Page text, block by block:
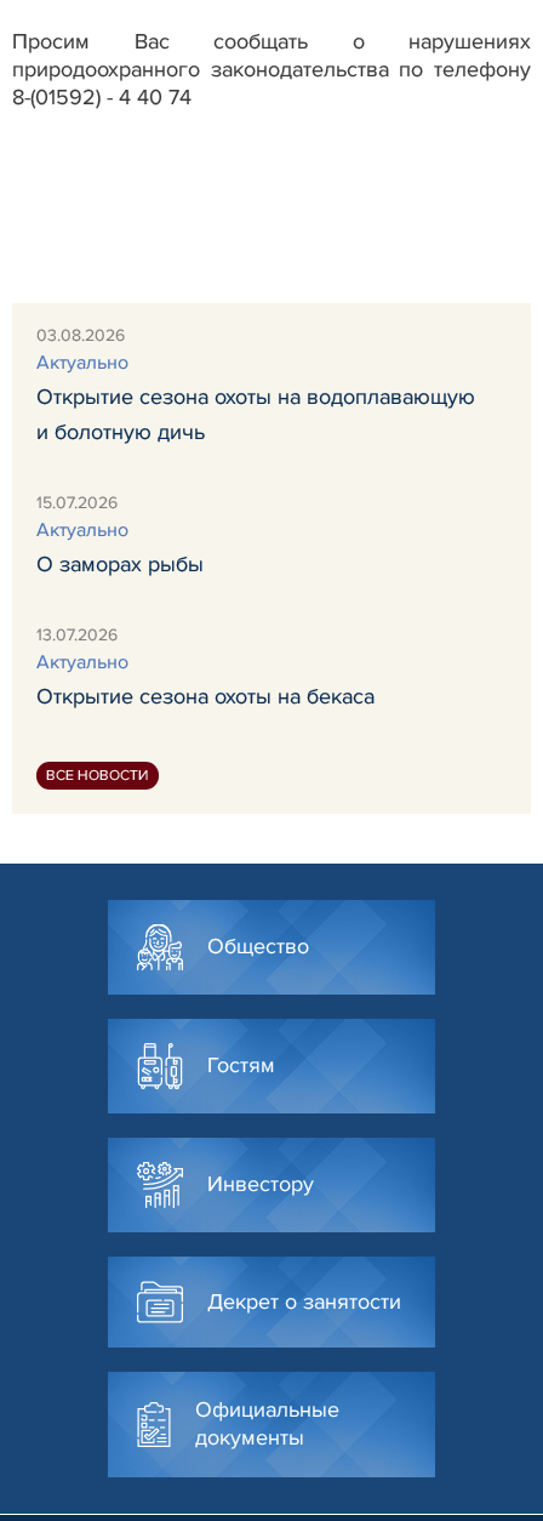
Просим Вас сообщать о нарушениях
природоохранного законодательства по телефону
8-(01592) - 4 40 74
03.08.2026
Актуально
Открытие сезона охоты на водоплавающую
и болотную дичь
15.07.2026
Актуально
О заморах рыбы
13.07.2026
Актуально
Открытие сезона охоты на бекаса
ВСЕ НОВОСТИ
Общество
Гостям
Инвестору
Декрет о занятости
Официальные
документы